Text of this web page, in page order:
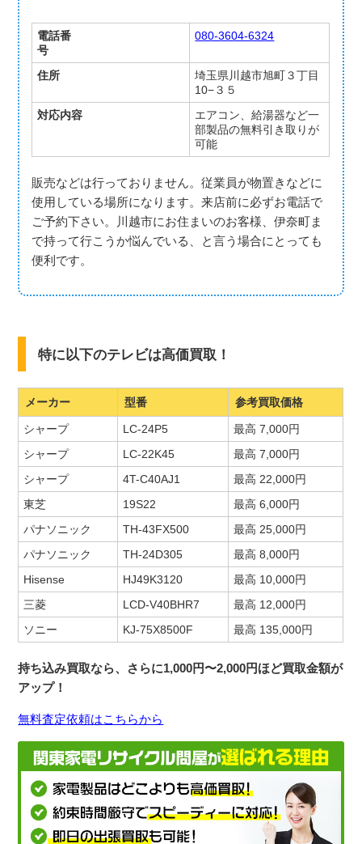
電話番
号
080-3604-6324
住所
埼玉県川越市旭町３丁目
10−３５
対応内容
エアコン、給湯器など一
部製品の無料引き取りが
可能
販売などは行っておりません。従業員が物置きなどに
使用している場所になります。来店前に必ずお電話で
ご予約下さい。川越市にお住まいのお客様、伊奈町ま
で持って行こうか悩んでいる、と言う場合にとっても
便利です。
特に以下のテレビは高価買取！
メーカー 型番 参考買取価格
シャープ LC-24P5
最高 7,000円
シャープ
LC-22K45
最高 7,000円
シャープ
4T-C40AJ1
最高 22,000円
東芝
19S22
最高 6,000円
パナソニック
TH-43FX500
最高 25,000円
パナソニック
TH-24D305
最高 8,000円
Hisense
HJ49K3120
最高 10,000円
三菱
LCD-V40BHR7
最高 12,000円
ソニー
KJ-75X8500F 最高 135,000円
持ち込み買取なら、さらに1,000円〜2,000円ほど買取金額が
アップ！
無料査定依頼はこちらから